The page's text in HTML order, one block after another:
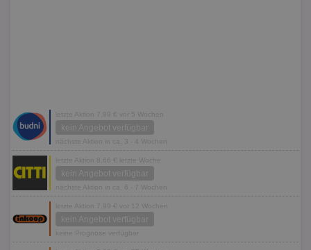
letzte Aktion 7,99 € vor 5 Wochen
kein Angebot verfügbar
nächste Aktion in ca. 3 - 4 Wochen
letzte Aktion 8,66 € letzte Woche
kein Angebot verfügbar
nächste Aktion in ca. 6 - 7 Wochen
letzte Aktion 7,99 € vor 12 Wochen
kein Angebot verfügbar
keine Prognose verfügbar